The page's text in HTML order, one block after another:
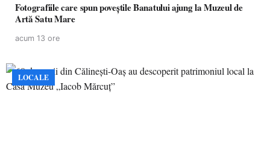
Fotografiile care spun poveștile Banatului ajung la Muzeul de
Artă Satu Mare
acum 13 ore
LOCALE